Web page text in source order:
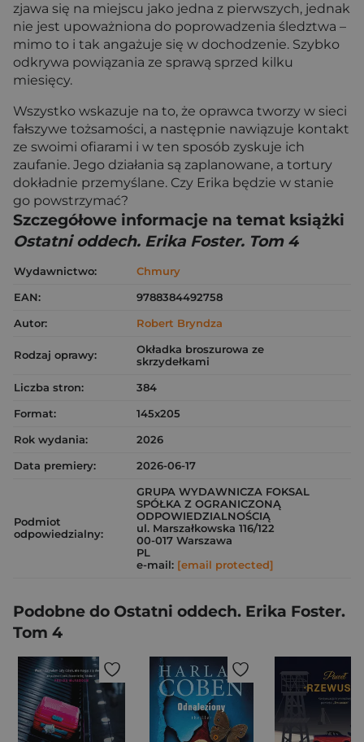
zjawa się na miejscu jako jedna z pierwszych, jednak
nie jest upoważniona do poprowadzenia śledztwa –
mimo to i tak angażuje się w dochodzenie. Szybko
odkrywa powiązania ze sprawą sprzed kilku
miesięcy.
Wszystko wskazuje na to, że oprawca tworzy w sieci
fałszywe tożsamości, a następnie nawiązuje kontakt
ze swoimi ofiarami i w ten sposób zyskuje ich
zaufanie. Jego działania są zaplanowane, a tortury
dokładnie przemyślane. Czy Erika będzie w stanie
go powstrzymać?
Szczegółowe informacje na temat książki
Ostatni oddech. Erika Foster. Tom 4
Wydawnictwo:
Chmury
EAN:
9788384492758
Autor:
Robert Bryndza
Rodzaj oprawy:
Okładka broszurowa ze
skrzydełkami
Liczba stron:
384
Format:
145x205
Rok wydania:
2026
Data premiery:
2026-06-17
Podmiot
odpowiedzialny:
GRUPA WYDAWNICZA FOKSAL
SPÓŁKA Z OGRANICZONĄ
ODPOWIEDZIALNOŚCIĄ
ul. Marszałkowska 116/122
00-017 Warszawa
PL
e-mail: [email protected]
Podobne do Ostatni oddech. Erika Foster.
Tom 4